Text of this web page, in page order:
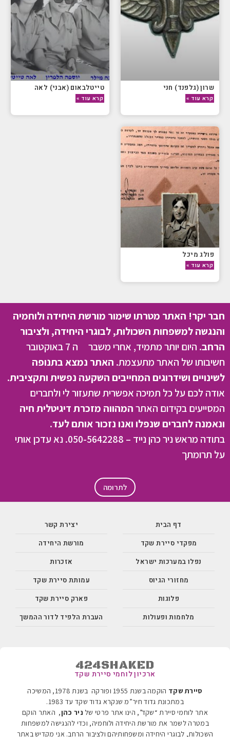
שרון (גלפנד) חני
קרא עוד »
טייטלבאום (אבני) לאה
קרא עוד »
פולג מיכל
קרא עוד »
חבר יקר! האתר מטרתו שימור מורשת היחידה ולוחמיה
והנגשה למשפחות השכולות, לבוגרי היחידה, ולציבור
הרחב.
היום יותר מתמיד, אחרי משבר ה 7 באוקטובר
חשיבותו של האתר מתעצמת. האתר נמצא בתנופה
לשינויים ושידרוגים המחייבים השקעה נפשית ותקציבית.
אודה לכם על כל תמיכה אפשרית שתעזור לי ולחברים
המסייעים בקידום האתרהמהווה מזכרת דיגיטלית חיה
ונאמנה לחברים שנפלו ואנו נזכור אותם לעד.
בתודה מראש ניר כהן נייד – 050-5642288. נא עדכן אותי
על תרומתך
לתרומה
דף הבית
מפקדי סיירת שקד
נפלו במערכות ישראל
מחזורי הגיוס
פלוגות
מלחמות ופעולות
יצירת קשר
מורשת היחידה
אזכרות
עמותת סיירת שקד
פארק סיירת שקד
העברת הלפיד לדור ההמשך
424SHAKED
ארכיון לוחמי סיירת שקד
סיירת שקד
הוקמה בשנת 1955 ופורקה בשנת 1978, המשיכה
במתכונת גדוד חיר”מ שנקרא גדוד שקד עד 1983
.
אתר לוחמי סיירת “שקד”, הינו אתר פרטי של ניר כהן, האתר הוקם
במטרה לשמר את מורשת היחידה ולוחמיה, וכדי להנגישה למשפחות
השכולות, לבוגרי היחידה ומשפחותיהם ולציבור הרחב. אני מקדיש באתר